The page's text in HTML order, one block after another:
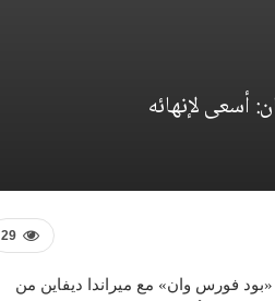
أسعى لإنهائه
29
فورس وان» مع ميراندا ديفاين من